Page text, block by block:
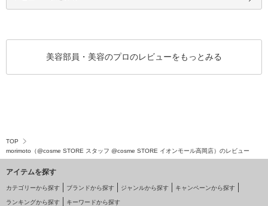
美容部員・美容のプロのレビューをもっとみる
TOP
morimoto（@cosme STORE スタッフ @cosme STORE イオンモール高岡店）のレビュー
アイテムを探す
カテゴリーから探す ブランドから探す ジャンルから探す キャンペーンから探す
ランキングから探す キーワードから探す